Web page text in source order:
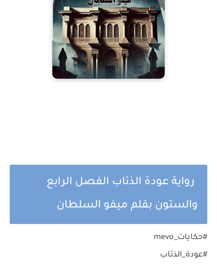
رواية عودة الذئاب الفصل الرابع
والستون بقلم ميفو السلطان
#حكايات_mevo
#عودة_الذئاب